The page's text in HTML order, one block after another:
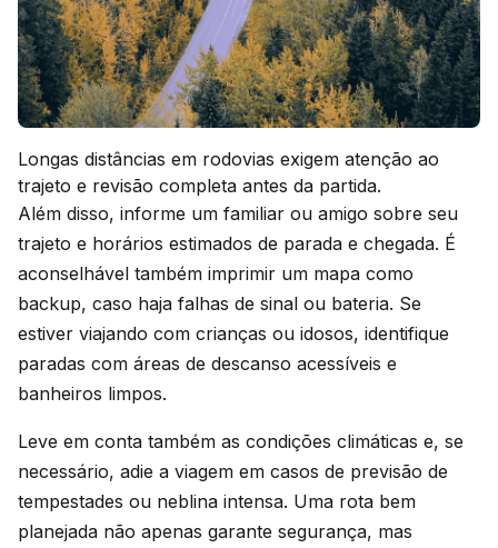
Longas distâncias em rodovias exigem atenção ao
trajeto e revisão completa antes da partida.
Além disso, informe um familiar ou amigo sobre seu
trajeto e horários estimados de parada e chegada. É
aconselhável também imprimir um mapa como
backup, caso haja falhas de sinal ou bateria. Se
estiver viajando com crianças ou idosos, identifique
paradas com áreas de descanso acessíveis e
banheiros limpos.
Leve em conta também as condições climáticas e, se
necessário, adie a viagem em casos de previsão de
tempestades ou neblina intensa. Uma rota bem
planejada não apenas garante segurança, mas